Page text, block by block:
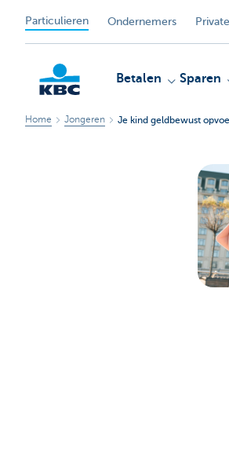
Particulieren Ondernemers
Betalen Sparen
Home Jongeren Je kind geldbewust